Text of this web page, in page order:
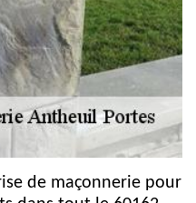
de maçonnerie pour